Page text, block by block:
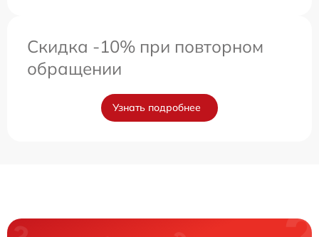
Скидка -10% при повторном
обращении
Узнать подробнее